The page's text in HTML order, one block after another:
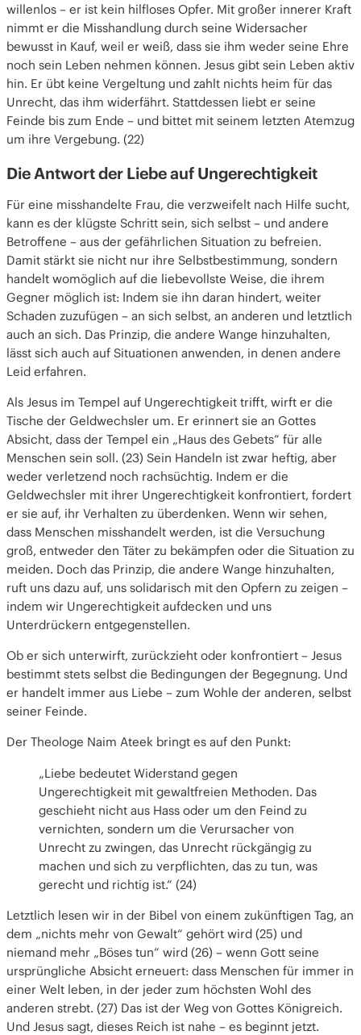
willenlos – er ist kein hilfloses Opfer. Mit großer innerer Kraft
nimmt er die Misshandlung durch seine Widersacher
bewusst in Kauf, weil er weiß, dass sie ihm weder seine Ehre
noch sein Leben nehmen können. Jesus gibt sein Leben aktiv
hin. Er übt keine Vergeltung und zahlt nichts heim für das
Unrecht, das ihm widerfährt. Stattdessen liebt er seine
Feinde bis zum Ende – und bittet mit seinem letzten Atemzug
um ihre Vergebung. (22)
Die Antwort der Liebe auf Ungerechtigkeit
Für eine misshandelte Frau, die verzweifelt nach Hilfe sucht,
kann es der klügste Schritt sein, sich selbst – und andere
Betroffene – aus der gefährlichen Situation zu befreien.
Damit stärkt sie nicht nur ihre Selbstbestimmung, sondern
handelt womöglich auf die liebevollste Weise, die ihrem
Gegner möglich ist: Indem sie ihn daran hindert, weiter
Schaden zuzufügen – an sich selbst, an anderen und letztlich
auch an sich. Das Prinzip, die andere Wange hinzuhalten,
lässt sich auch auf Situationen anwenden, in denen andere
Leid erfahren.
Als Jesus im Tempel auf Ungerechtigkeit trifft, wirft er die
Tische der Geldwechsler um. Er erinnert sie an Gottes
Absicht, dass der Tempel ein „Haus des Gebets“ für alle
Menschen sein soll. (23) Sein Handeln ist zwar heftig, aber
weder verletzend noch rachsüchtig. Indem er die
Geldwechsler mit ihrer Ungerechtigkeit konfrontiert, fordert
er sie auf, ihr Verhalten zu überdenken. Wenn wir sehen,
dass Menschen misshandelt werden, ist die Versuchung
groß, entweder den Täter zu bekämpfen oder die Situation zu
meiden. Doch das Prinzip, die andere Wange hinzuhalten,
ruft uns dazu auf, uns solidarisch mit den Opfern zu zeigen –
indem wir Ungerechtigkeit aufdecken und uns
Unterdrückern entgegenstellen.
Ob er sich unterwirft, zurückzieht oder konfrontiert – Jesus
bestimmt stets selbst die Bedingungen der Begegnung. Und
er handelt immer aus Liebe – zum Wohle der anderen, selbst
seiner Feinde.
Der Theologe Naim Ateek bringt es auf den Punkt:
„Liebe bedeutet Widerstand gegen
Ungerechtigkeit mit gewaltfreien Methoden. Das
geschieht nicht aus Hass oder um den Feind zu
vernichten, sondern um die Verursacher von
Unrecht zu zwingen, das Unrecht rückgängig zu
machen und sich zu verpflichten, das zu tun, was
gerecht und richtig ist.“ (24)
Letztlich lesen wir in der Bibel von einem zukünftigen Tag, an
dem „nichts mehr von Gewalt“ gehört wird (25) und
niemand mehr „Böses tun“ wird (26) – wenn Gott seine
ursprüngliche Absicht erneuert: dass Menschen für immer in
einer Welt leben, in der jeder zum höchsten Wohl des
anderen strebt. (27) Das ist der Weg von Gottes Königreich.
Und Jesus sagt, dieses Reich ist nahe – es beginnt jetzt.